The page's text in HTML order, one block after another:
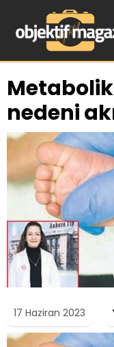
nedeni
17 Haziran 2023